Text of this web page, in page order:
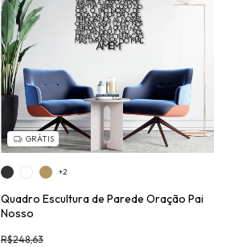
GRÁTIS
Quadro Escultura de Parede Oração Pai
Nosso
R$248,63
+2